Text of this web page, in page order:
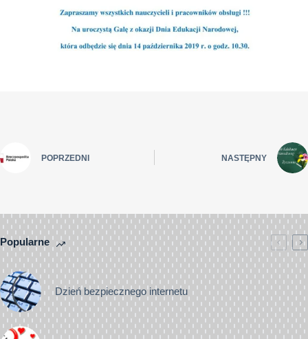
POPRZEDNI NASTĘPNY
Popularne
Dzień bezpiecznego internetu